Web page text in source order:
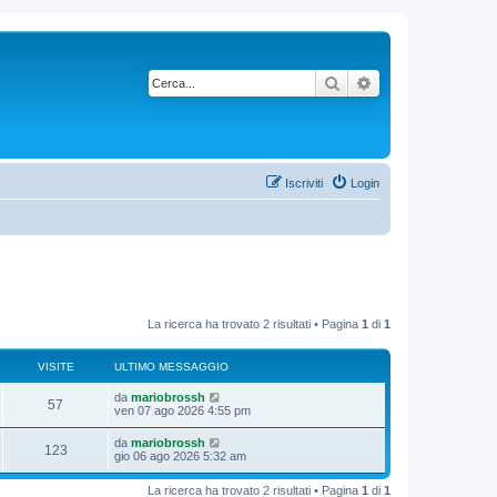
Cerca
Login
Iscriviti
La ricerca ha trovato 2 risultati • Pagina 1 di 1
VISITE ULTIMO MESSAGGIO
57 da mariobrossh
ven 07 ago 2026 4:55 pm
123 da mariobrossh
gio 06 ago 2026 5:32 am
La ricerca ha trovato 2 risultati • Pagina 1 di 1